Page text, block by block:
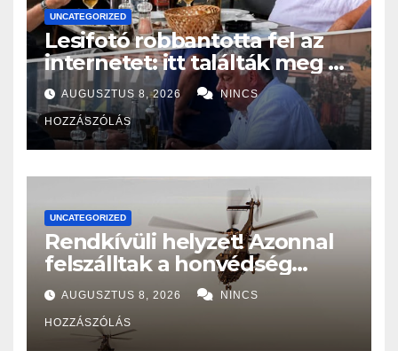
UNCATEGORIZED
Lesifotó robbantotta fel az
internetet: itt találták meg az
eltűnt Orbán Viktort!
AUGUSZTUS 8, 2026 NINCS
HOZZÁSZÓLÁS
UNCATEGORIZED
Rendkívüli helyzet! Azonnal
felszálltak a honvédség
helikopterei, óriási a baj
Magyarországon! – Kiadták a
közleményt a lakosságnak:
AUGUSZTUS 8, 2026 NINCS
HOZZÁSZÓLÁS